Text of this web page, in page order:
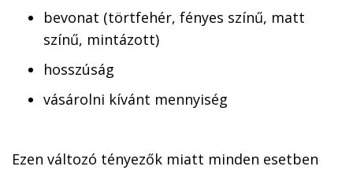
bevonat (törtfehér, fényes színű, matt
színű, mintázott)
hosszúság
vásárolni kívánt mennyiség
Ezen változó tényezők miatt minden esetben